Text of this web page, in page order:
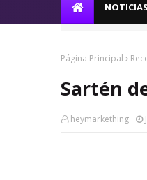
NOTICIAS
Página Principal
Sartén
heymarkething